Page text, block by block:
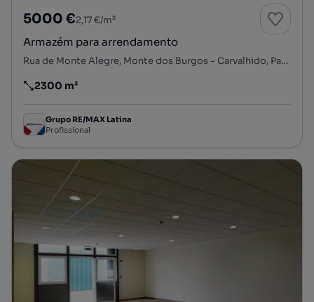
5000 €2,17 €/m²
Armazém para arrendamento
Rua de Monte Alegre, Monte dos Burgos - Carvalhido, Paranhos, Porto, Porto
Preço por metro quadrado
2300 m²
Grupo RE/MAX Latina
Profissional